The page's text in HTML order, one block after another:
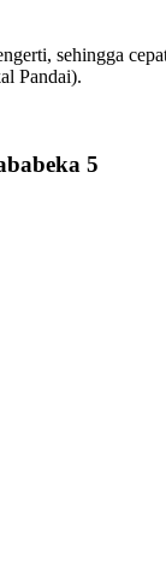
sehingga
Pandai).
5